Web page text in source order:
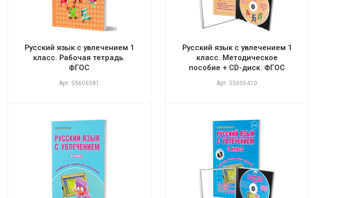
Русский язык с увлечением 1
класс. Рабочая тетрадь.
ФГОС
Арт. 55606581
Русский язык с увлечением 1
класс. Методическое
пособие + CD-диск. ФГОС
Арт. 55606410